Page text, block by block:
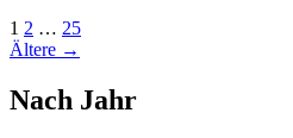
1 2 … 25
Ältere →
Nach Jahr